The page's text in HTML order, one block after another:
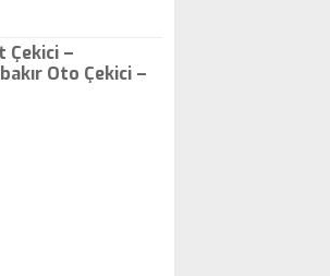
Çekici –
Oto Çekici –